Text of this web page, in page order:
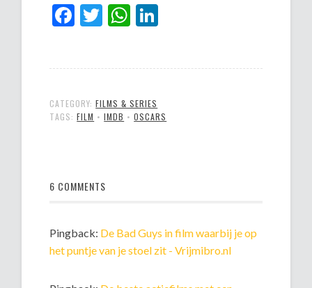
Facebook
TwitterWhatsApp
CATEGORY:FILMS & SERIES
TAGS:FILM •IMDB •OSCARS
6 COMMENTS
Pingback: De Bad Guys in film waarbij je op
het puntje van je stoel zit - Vrijmibro.nl